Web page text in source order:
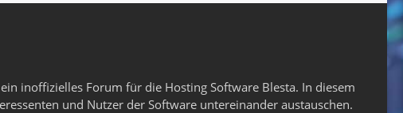
inoffizielles Forum für die Hosting Software Blesta. In diesem
und Nutzer der Software untereinander austauschen.